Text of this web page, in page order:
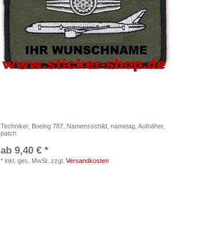
Techniker, Boeing 787, Namensschild, nametag, Aufnäher,
patch
ab 9,40 € *
*inkl. ges. MwSt. zzgl.Versandkosten